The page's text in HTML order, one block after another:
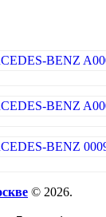
© 2026.